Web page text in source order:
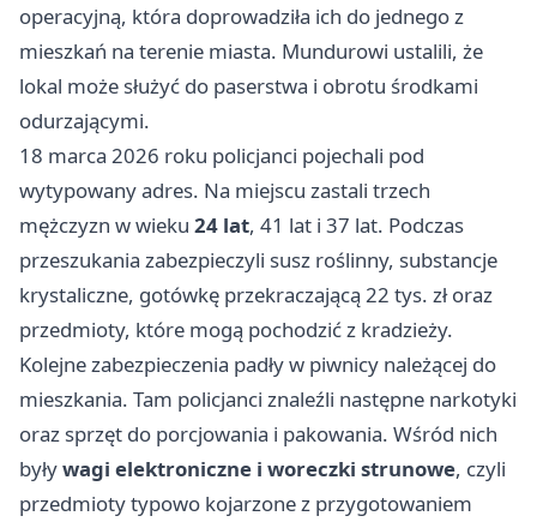
operacyjną, która doprowadziła ich do jednego z
mieszkań na terenie miasta. Mundurowi ustalili, że
lokal może służyć do paserstwa i obrotu środkami
odurzającymi.
18 marca 2026 roku policjanci pojechali pod
wytypowany adres. Na miejscu zastali trzech
mężczyzn w wieku 24 lat, 41 lat i 37 lat. Podczas
przeszukania zabezpieczyli susz roślinny, substancje
krystaliczne, gotówkę przekraczającą 22 tys. zł oraz
przedmioty, które mogą pochodzić z kradzieży.
Kolejne zabezpieczenia padły w piwnicy należącej do
mieszkania. Tam policjanci znaleźli następne narkotyki
oraz sprzęt do porcjowania i pakowania. Wśród nich
byływagi elektroniczne i woreczki strunowe, czyli
przedmioty typowo kojarzone z przygotowaniem